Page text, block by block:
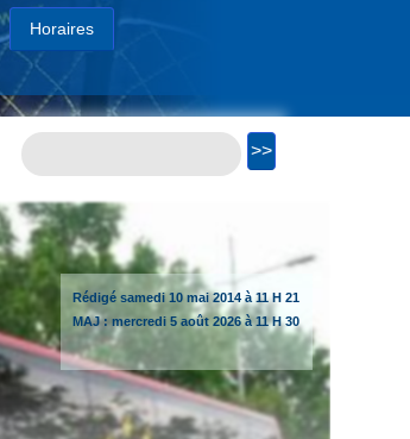
Horaires
Rédigésamedi 10 mai 2014 à 11 H 21
MAJ :mercredi 5 août 2026 à 11 H 30